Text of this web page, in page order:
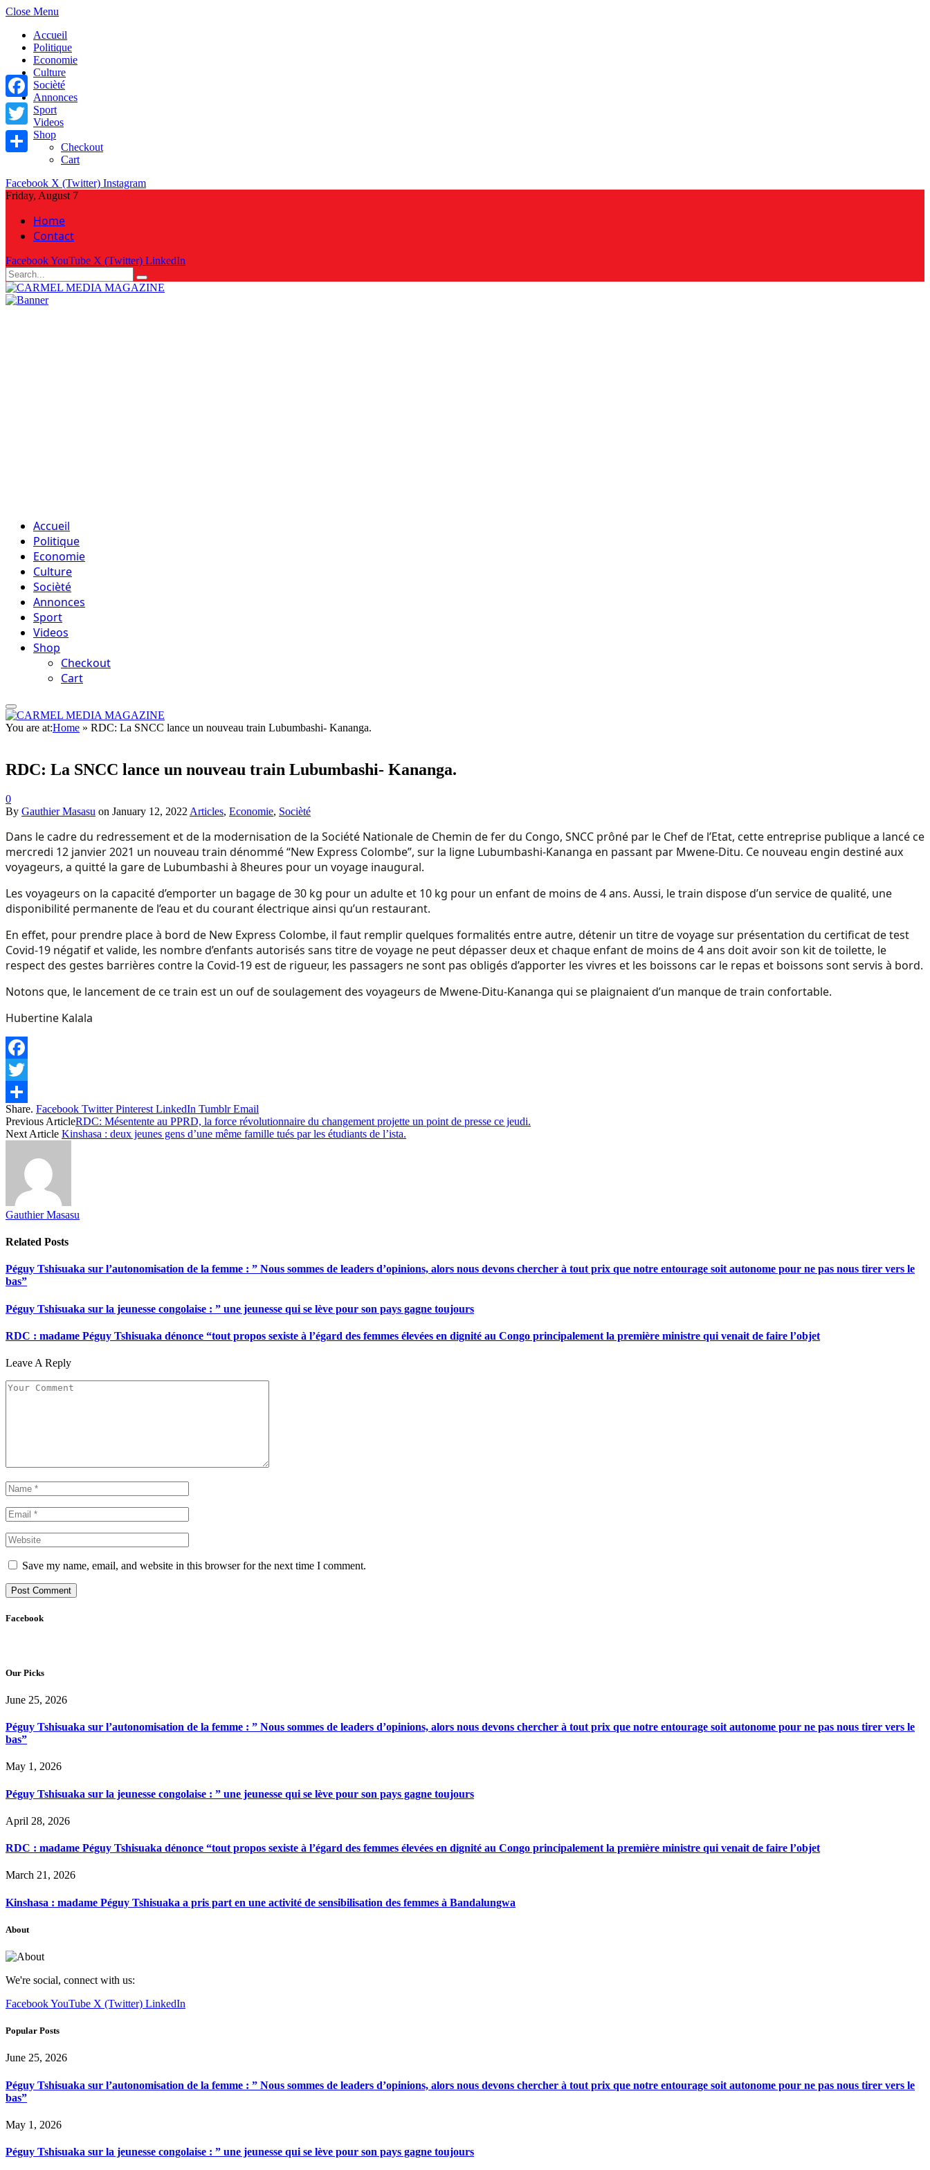
Close Menu
Accueil
Politique
Economie
Culture
Socièté
Annonces
Sport
Videos
Shop
Checkout
Cart
Facebook X (Twitter) Instagram
Friday, August 7
Home
Contact
FacebookYouTube X (Twitter) LinkedIn
Accueil
Politique
Economie
Culture
Socièté
Annonces
Sport
Videos
Shop
Checkout
Cart
You are at:Home » RDC: La SNCC lance un nouveau train Lubumbashi- Kananga.
RDC: La SNCC lance un nouveau train Lubumbashi- Kananga.
0
By Gauthier Masasu on January 12, 2022 Articles, Economie, Socièté
Dans le cadre du redressement et de la modernisation de la Société Nationale de Chemin de fer du Congo, SNCC prôné par le Chef de l’Etat, cette entreprise publique a lancé ce
mercredi 12 janvier 2021 un nouveau train dénommé “New Express Colombe”, sur la ligne Lubumbashi-Kananga en passant par Mwene-Ditu. Ce nouveau engin destiné aux
voyageurs, a quitté la gare de Lubumbashi à 8heures pour un voyage inaugural.
Les voyageurs on la capacité d’emporter un bagage de 30 kg pour un adulte et 10 kg pour un enfant de moins de 4 ans. Aussi, le train dispose d’un service de qualité, une
disponibilité permanente de l’eau et du courant électrique ainsi qu’un restaurant.
En effet, pour prendre place à bord de New Express Colombe, il faut remplir quelques formalités entre autre, détenir un titre de voyage sur présentation du certificat de test
Covid-19 négatif et valide, les nombre d’enfants autorisés sans titre de voyage ne peut dépasser deux et chaque enfant de moins de 4 ans doit avoir son kit de toilette, le
respect des gestes barrières contre la Covid-19 est de rigueur, les passagers ne sont pas obligés d’apporter les vivres et les boissons car le repas et boissons sont servis à bord.
Notons que, le lancement de ce train est un ouf de soulagement des voyageurs de Mwene-Ditu-Kananga qui se plaignaient d’un manque de train confortable.
Hubertine Kalala
Facebook
Twitter
Share
Share. Facebook Twitter Pinterest LinkedIn Tumblr Email
Previous ArticleRDC: Mésentente au PPRD, la force révolutionnaire du changement projette un point de presse ce jeudi.
Next Article Kinshasa : deux jeunes gens d’une même famille tués par les étudiants de l’ista.
Gauthier Masasu
Related Posts
Péguy Tshisuaka sur l’autonomisation de la femme : ” Nous sommes de leaders d’opinions, alors nous devons chercher à tout prix que notre entourage soit autonome pour ne pas nous tirer vers le
bas”
Péguy Tshisuaka sur la jeunesse congolaise : ” une jeunesse qui se lève pour son pays gagne toujours
RDC : madame Péguy Tshisuaka dénonce “tout propos sexiste à l’égard des femmes élevées en dignité au Congo principalement la première ministre qui venait de faire l’objet
Leave A Reply
Save my name, email, and website in this browser for the next time I comment.
Facebook
Our Picks
June 25, 2026
Péguy Tshisuaka sur l’autonomisation de la femme : ” Nous sommes de leaders d’opinions, alors nous devons chercher à tout prix que notre entourage soit autonome pour ne pas nous tirer vers le
bas”
May 1, 2026
Péguy Tshisuaka sur la jeunesse congolaise : ” une jeunesse qui se lève pour son pays gagne toujours
April 28, 2026
RDC : madame Péguy Tshisuaka dénonce “tout propos sexiste à l’égard des femmes élevées en dignité au Congo principalement la première ministre qui venait de faire l’objet
March 21, 2026
Kinshasa : madame Péguy Tshisuaka a pris part en une activité de sensibilisation des femmes à Bandalungwa
About
We're social, connect with us:
FacebookYouTube X (Twitter) LinkedIn
Popular Posts
June 25, 2026
Péguy Tshisuaka sur l’autonomisation de la femme : ” Nous sommes de leaders d’opinions, alors nous devons chercher à tout prix que notre entourage soit autonome pour ne pas nous tirer vers le
bas”
May 1, 2026
Péguy Tshisuaka sur la jeunesse congolaise : ” une jeunesse qui se lève pour son pays gagne toujours
Facebook
Twitter